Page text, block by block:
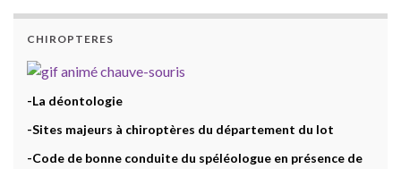
CHIROPTERES
-La déontologie
-Sites majeurs à chiroptères du département du lot
-Code de bonne conduite du spéléologue en présence de